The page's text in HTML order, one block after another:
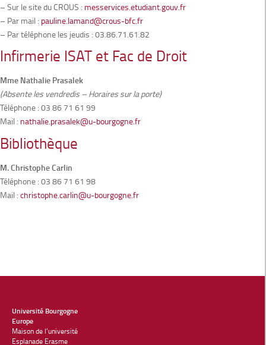
– Sur le site du CROUS : messervices.etudiant.gouv.fr
– Par mail : pauline.lamand@crous-bfc.fr
– Par téléphone les jeudis : 03.86.71.61.82
Infirmerie ISAT et Fac de Droit
Mme Nathalie Prasalek
(Absente les vendredis – Horaires sur la porte)
Téléphone : 03 86 71 61 99
Mail : nathalie.prasalek@u-bourgogne.fr
Bibliothèque
M. Christophe Carlin
Téléphone : 03 86 71 61 98
Mail : christophe.carlin@u-bourgogne.fr
Université Bourgogne
Europe
Maison de l’université
Esplanade Erasme